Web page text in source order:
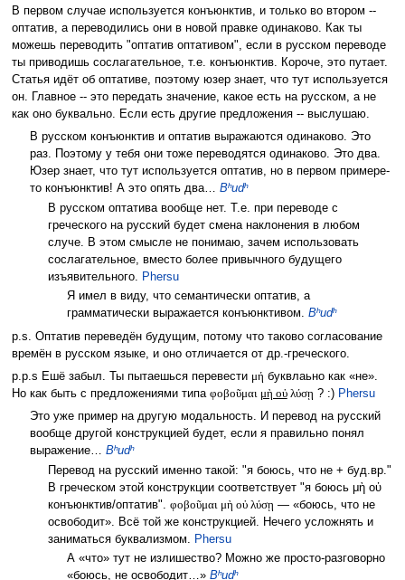
В первом случае используется конъюнктив, и только во втором --
оптатив, а переводились они в новой правке одинаково. Как ты
можешь переводить "оптатив оптативом", если в русском переводе
ты приводишь сослагательное, т.е. конъюнктив. Короче, это путает.
Статья идёт об оптативе, поэтому юзер знает, что тут используется
он. Главное -- это передать значение, какое есть на русском, а не
как оно буквально. Если есть другие предложения -- выслушаю.
В русском конъюнктив и оптатив выражаются одинаково. Это
раз. Поэтому у тебя они тоже переводятся одинаково. Это два.
Юзер знает, что тут используется оптатив, но в первом примере-
то конъюнктив! А это опять два… Bʰudʰ
В русском оптатива вообще нет. Т.е. при переводе с
греческого на русский будет смена наклонения в любом
случе. В этом смысле не понимаю, зачем использовать
сослагательное, вместо более привычного будущего
изъявительного.
Phersu
Я имел в виду, что семантически оптатив, а
грамматически выражается конъюнктивом. Bʰudʰ
p.s. Оптатив переведён будущим, потому что таково согласование
времён в русском языке, и оно отличается от др.-греческого.
p.p.s Ешё забыл. Ты пытаешься перевести μή буквлаьно как «не».
Но как быть с предложениями типа φοβοῦμαι μὴ οὐλύσῃ ? :) Phersu
Это уже пример на другую модальность. И перевод на русский
вообще другой конструкцией будет, если я правильно понял
выражение… Bʰudʰ
Перевод на русский именно такой: "я боюсь, что не + буд.вр."
В греческом этой конструкции соответствует "я боюсь μὴ οὐ
конъюнктив/оптатив".φοβοῦμαι μὴ οὐ λύσῃ — «боюсь, что не
освободит». Всё той же конструкцией. Нечего усложнять и
заниматься буквализмом.
Phersu
А «что» тут не излишество? Можно же просто-разговорно
«боюсь, не освободит…» Bʰudʰ